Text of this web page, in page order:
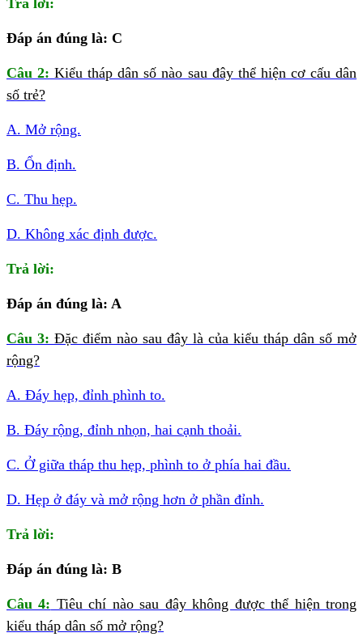
Trả lời:
Đáp án đúng là: C
Câu 2: Kiểu tháp dân số nào sau đây thể hiện cơ cấu dân
số trẻ?
A. Mở rộng.
B. Ổn định.
C. Thu hẹp.
D. Không xác định được.
Trả lời:
Đáp án đúng là: A
Câu 3: Đặc điểm nào sau đây là của kiểu tháp dân số mở
rộng?
A. Đáy hẹp, đỉnh phình to.
B. Đáy rộng, đỉnh nhọn, hai cạnh thoải.
C. Ở giữa tháp thu hẹp, phình to ở phía hai đầu.
D. Hẹp ở đáy và mở rộng hơn ở phần đỉnh.
Trả lời:
Đáp án đúng là: B
Câu 4: Tiêu chí nào sau đây không được thể hiện trong
kiểu tháp dân số mở rộng?